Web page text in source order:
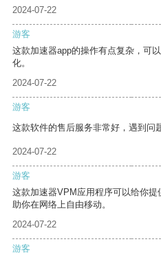
2024-07-22
游客
这款加速器app的操作有点复杂，可
化。
2024-07-22
游客
这款软件的售后服务非常好，遇到问
2024-07-22
游客
这款加速器VPM应用程序可以给你
助你在网络上自由移动。
2024-07-22
游客